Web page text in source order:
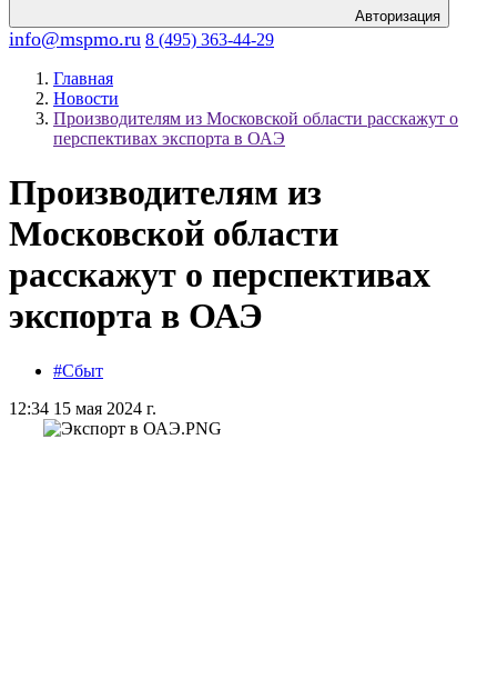
Авторизация
info@mspmo.ru 8 (495) 363-44-29
Главная
Новости
Производителям из Московской области расскажут о
перспективах экспорта в ОАЭ
Производителям из
Московской области
расскажут о перспективах
экспорта в ОАЭ
#Сбыт
12:34 15 мая 2024 г.